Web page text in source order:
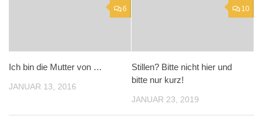
6
Ich bin die Mutter von …
JANUAR 13, 2016
10
Stillen? Bitte nicht hier und
bitte nur kurz!
JANUAR 23, 2019